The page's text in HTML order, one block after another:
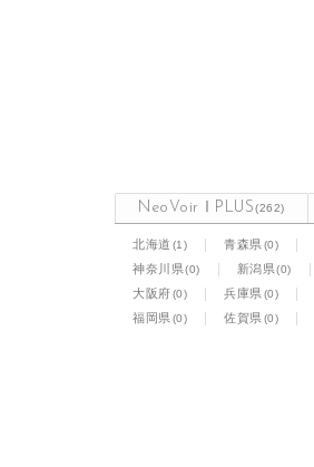
NeoVoirⅠPLUS(262)
北海道 (1) 青森県(0)
神奈川県(0) 新潟県(0)
大阪府(0) 兵庫県(0)
福岡県(0) 佐賀県(0)